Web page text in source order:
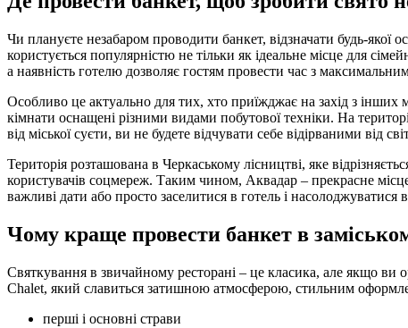
Чи плануєте незабаром проводити банкет, відзначати будь-
користується популярністю не тільки як ідеальне місце для
а наявність готелю дозволяє гостям провести час з
Особливо це актуально для тих, хто приїжджає на захід з інших
кімнати оснащені різними видами побутової техніки. На
від міської суєти, ви не будете відчувати себе відірваними від
Територія розташована в Черкаському лісництві, яке
користувачів соцмереж. Таким чином, Аквадар – прекрасне
важливі дати або просто заселитися в готель і насолоджуватися
Чому краще провести банкет в
Святкування в звичайному ресторані – це класика, але якщо ви
Chalet, який славиться затишною атмосферою, стильним
перші і основні страви